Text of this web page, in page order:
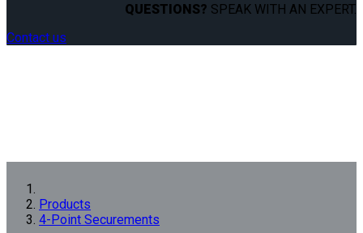
QUESTIONS? SPEAK WITH AN EXPERT.
Contact us
Products
4-Point Securements